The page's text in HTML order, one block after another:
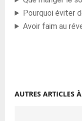
Pourquoi éviter
Avoir faim au
AUTRES ARTICLES